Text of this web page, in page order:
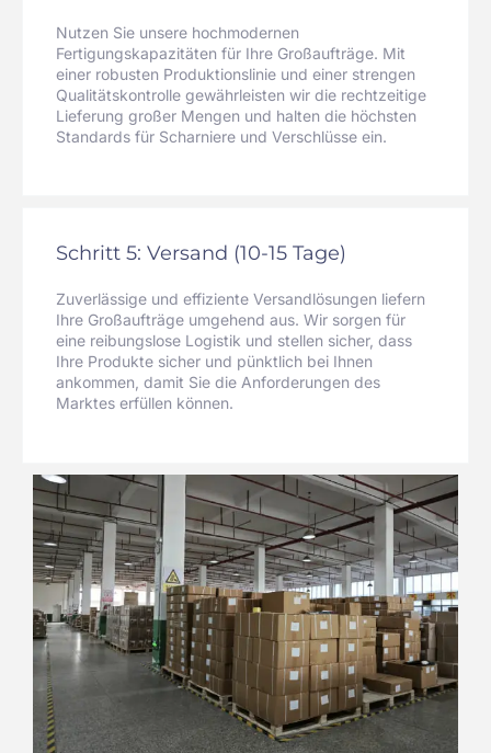
Nutzen Sie unsere hochmodernen
Fertigungskapazitäten für Ihre Großaufträge. Mit
einer robusten Produktionslinie und einer strengen
Qualitätskontrolle gewährleisten wir die rechtzeitige
Lieferung großer Mengen und halten die höchsten
Standards für Scharniere und Verschlüsse ein.
Schritt 5: Versand (10-15 Tage)
Zuverlässige und effiziente Versandlösungen liefern
Ihre Großaufträge umgehend aus. Wir sorgen für
eine reibungslose Logistik und stellen sicher, dass
Ihre Produkte sicher und pünktlich bei Ihnen
ankommen, damit Sie die Anforderungen des
Marktes erfüllen können.